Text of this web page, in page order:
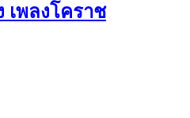
เพลงโคราช